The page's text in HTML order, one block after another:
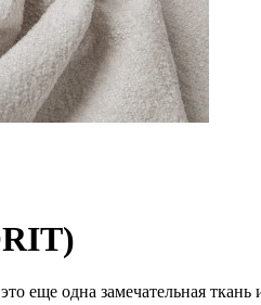
одна замечательная ткань